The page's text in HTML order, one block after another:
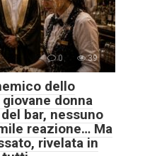
0 39
dello
donna
bar, nessuno
reazione… Ma
rivelata in